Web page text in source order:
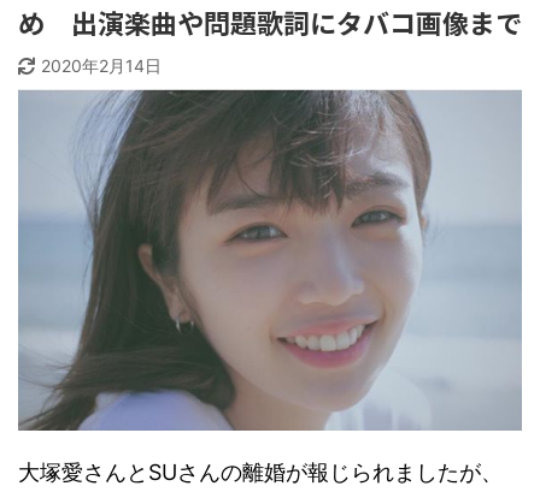
め 出演楽曲や問題歌詞にタバコ画像まで
2020年2月14日
大塚愛さんとSUさんの離婚が報じられましたが、